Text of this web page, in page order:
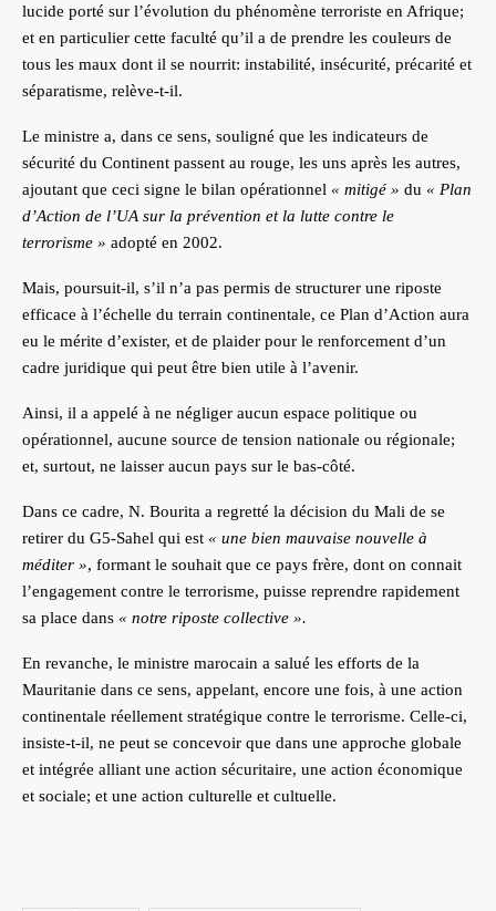
lucide porté sur l’évolution du phénomène terroriste en Afrique;
et en particulier cette faculté qu’il a de prendre les couleurs de
tous les maux dont il se nourrit: instabilité, insécurité, précarité et
séparatisme, relève-t-il.
Le ministre a, dans ce sens, souligné que les indicateurs de
sécurité du Continent passent au rouge, les uns après les autres,
ajoutant que ceci signe le bilan opérationnel « mitigé » du « Plan
d’Action de l’UA sur la prévention et la lutte contre le
terrorisme » adopté en 2002.
Mais, poursuit-il, s’il n’a pas permis de structurer une riposte
efficace à l’échelle du terrain continentale, ce Plan d’Action aura
eu le mérite d’exister, et de plaider pour le renforcement d’un
cadre juridique qui peut être bien utile à l’avenir.
Ainsi, il a appelé à ne négliger aucun espace politique ou
opérationnel, aucune source de tension nationale ou régionale;
et, surtout, ne laisser aucun pays sur le bas-côté.
Dans ce cadre, N. Bourita a regretté la décision du Mali de se
retirer du G5-Sahel qui est « une bien mauvaise nouvelle à
méditer », formant le souhait que ce pays frère, dont on connait
l’engagement contre le terrorisme, puisse reprendre rapidement
sa place dans « notre riposte collective ».
En revanche, le ministre marocain a salué les efforts de la
Mauritanie dans ce sens, appelant, encore une fois, à une action
continentale réellement stratégique contre le terrorisme. Celle-ci,
insiste-t-il, ne peut se concevoir que dans une approche globale
et intégrée alliant une action sécuritaire, une action économique
et sociale; et une action culturelle et cultuelle.